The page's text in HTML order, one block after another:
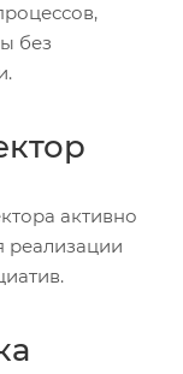
без
активно
реализации